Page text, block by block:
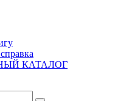
КАТАЛОГ